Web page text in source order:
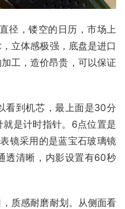
径，镂空的日历，市场上
立体感极强，底盘是进口
工，造价昂贵，可以保证
看到机芯，最上面是30分
是计时指针。6点位置是
镜采用的是蓝宝石玻璃镜
透清晰，内影设置有60秒
质感耐磨耐划。从侧面看